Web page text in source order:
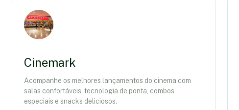
Cinemark
Acompanhe os melhores lançamentos do cinema com
salas confortáveis, tecnologia de ponta, combos
especiais e snacks deliciosos.